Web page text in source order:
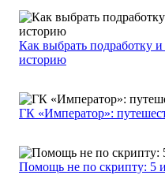
Как выбрать подработку
историю
ГК «Император»:
Помощь не по скрипту: 5